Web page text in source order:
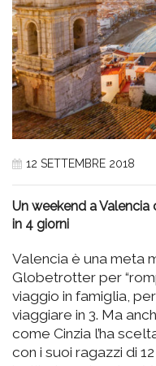
12 SETTEMBRE 2018
Un weekend a
in 4 giorni
Valencia è una meta
Globetrotter per
viaggio in famiglia,
viaggiare in 3. Ma
come Cinzia l’ha
con i suoi ragazzi di